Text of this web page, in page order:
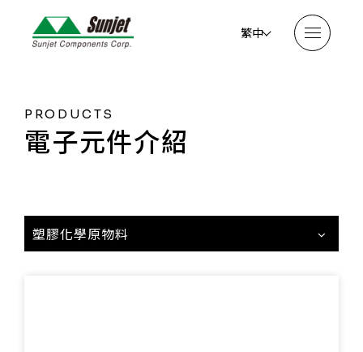
繁中
PRODUCTS
電子元件介紹
塑膠化學原物料